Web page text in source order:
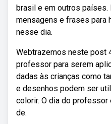
brasil e em outros países.
mensagens e frases para
nesse dia.
Webtrazemos neste post
professor para serem
dadas às crianças como
e desenhos podem ser
colorir. O dia do professor
de.